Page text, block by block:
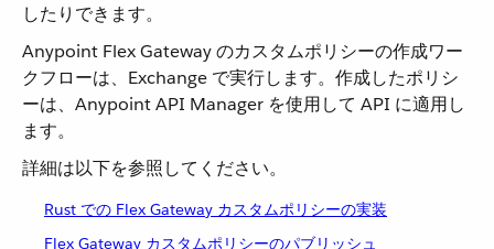
したりできます。
Anypoint Flex Gateway のカスタムポリシーの作成ワー
クフローは、Exchange で実行します。作成したポリシ
ーは、Anypoint API Manager を使用して API に適用し
ます。
詳細は以下を参照してください。
Rust での Flex Gateway カスタムポリシーの実装
Flex Gateway カスタムポリシーのパブリッシュ